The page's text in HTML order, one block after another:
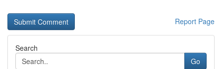
Report Page
Search
Go